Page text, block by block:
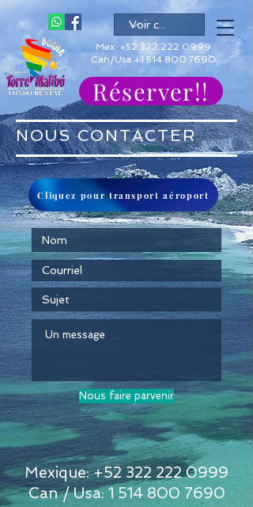
Mex: +52 322 222 0999
Can/Usa +1 514 800 7690
Réserver!!
NOUS CONTACTER
Cliquez pour transport aéroport
Nous faire parvenir
Mexique:+52 322 222 0999
Can / Usa:1 514 800 7690